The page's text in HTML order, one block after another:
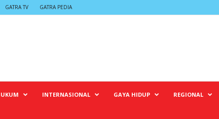
GATRA TV GATRA PEDIA
INTERNASIONAL GAYA HIDUP REGIONAL